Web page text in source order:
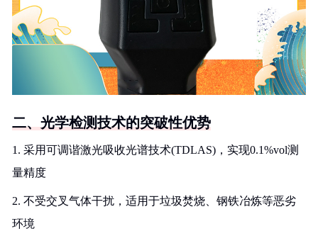
二、光学检测技术的突破性优势
1. 采用可调谐激光吸收光谱技术(TDLAS)，实现0.1%vol测
量精度
2. 不受交叉气体干扰，适用于垃圾焚烧、钢铁冶炼等恶劣
环境